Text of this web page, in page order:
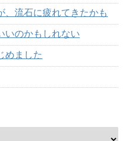
、流石に疲れてきたかも
いのかもしれない
めました